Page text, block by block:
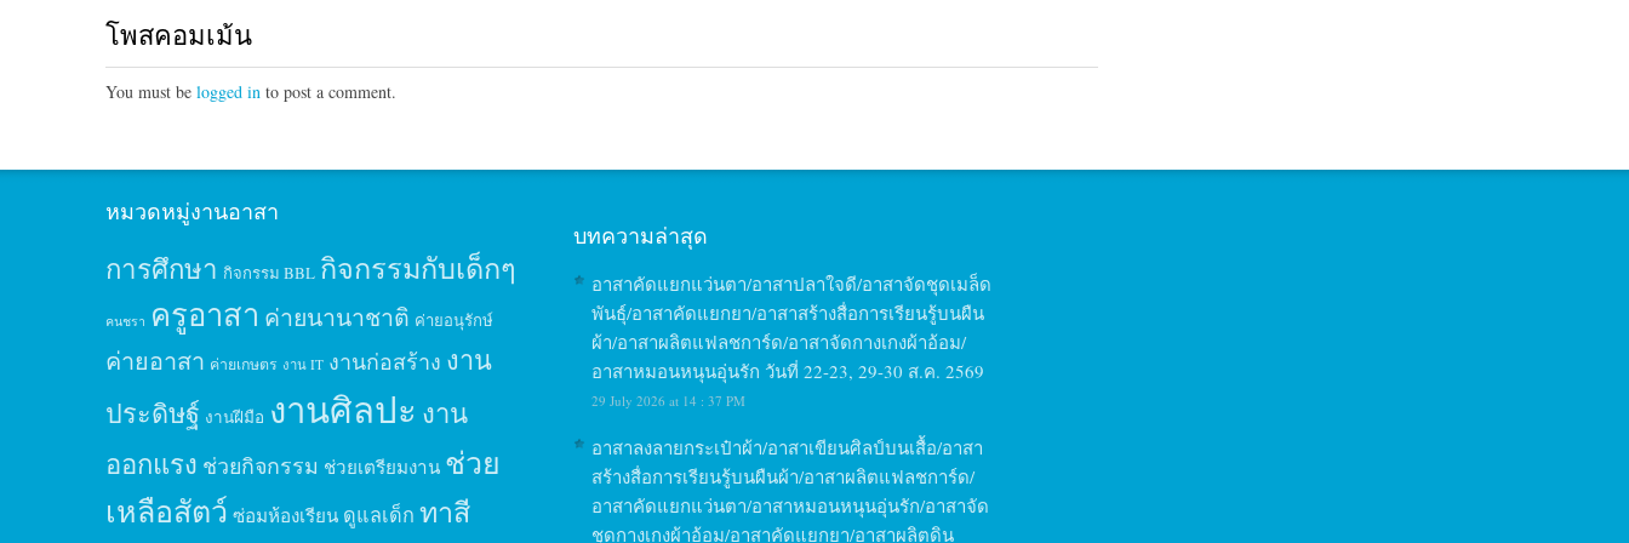
โพสคอมเม้น
You must be logged in to post a comment.
หมวดหมู่งานอาสา
การศึกษา กิจกรรม BBL กิจกรรมกับเด็กๆ
คนชรา ครูอาสา ค่ายนานาชาติ ค่ายอนุรักษ์
ค่ายอาสา ค่ายเกษตร งาน IT งานก่อสร้าง งาน
ประดิษฐ์ งานฝีมือ งานศิลปะ งาน
ออกแรง ช่วยกิจกรรม ช่วยเตรียมงาน ช่วย
เหลือสัตว์ ซ่อมห้องเรียน ดูแลเด็ก ทาสี
บทความล่าสุด
อาสาคัดแยกแว่นตา/อาสาปลาใจดี/อาสาจัดชุดเมล็ด
พันธุ์/อาสาคัดแยกยา/อาสาสร้างสื่อการเรียนรู้บนผืน
ผ้า/อาสาผลิตแฟลชการ์ด/อาสาจัดกางเกงผ้าอ้อม/
อาสาหมอนหนุนอุ่นรัก วันที่ 22-23, 29-30 ส.ค. 2569
29 July 2026 at 14 : 37 PM
อาสาลงลายกระเป๋าผ้า/อาสาเขียนศิลป์บนเสื้อ/อาสา
สร้างสื่อการเรียนรู้บนผืนผ้า/อาสาผลิตแฟลชการ์ด/
อาสาคัดแยกแว่นตา/อาสาหมอนหนุนอุ่นรัก/อาสาจัด
ชุดกางเกงผ้าอ้อม/อาสาคัดแยกยา/อาสาผลิตดิน